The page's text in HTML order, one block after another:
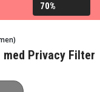
70%
med Privacy Filter